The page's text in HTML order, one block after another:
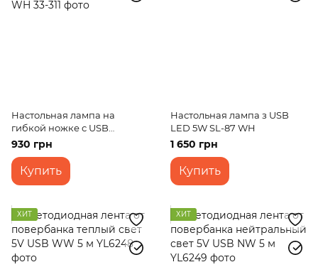
Настольная лампа на
гибкой ножке с USB
разъемом SL-100 5,5W WH
930 грн
Купить
Настольная лампа з USB
LED 5W SL-87 WH
1 650 грн
Купить
ХИТ ХИТ